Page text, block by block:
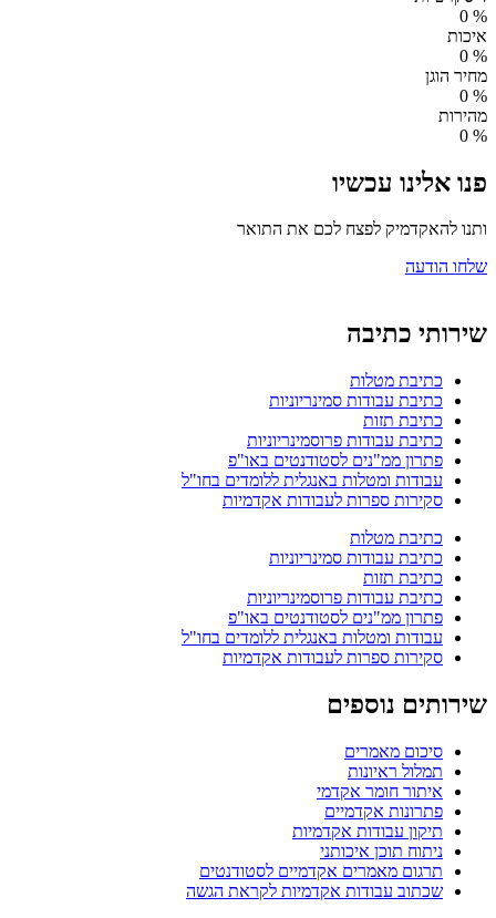
%
0
איכות
%
0
מחיר הוגן
%
0
מהירות
%
0
פנו אלינו עכשיו
ותנו להאקדמיק לפצח לכם את התואר
שלחו הודעה
שירותי כתיבה
כתיבת מטלות
כתיבת עבודות סמינריוניות
כתיבת תזות
כתיבת עבודות פרוסמינריוניות
פתרון ממ"נים לסטודנטים באו"פ
עבודות ומטלות באנגלית ללומדים בחו"ל
סקירות ספרות לעבודות אקדמיות
כתיבת מטלות
כתיבת עבודות סמינריוניות
כתיבת תזות
כתיבת עבודות פרוסמינריוניות
פתרון ממ"נים לסטודנטים באו"פ
עבודות ומטלות באנגלית ללומדים בחו"ל
סקירות ספרות לעבודות אקדמיות
שירותים נוספים
סיכום מאמרים
תמלול ראיונות
איתור חומר אקדמי
פתרונות אקדמיים
תיקון עבודות אקדמיות
ניתוח תוכן איכותני
תרגום מאמרים אקדמיים לסטודנטים
שכתוב עבודות אקדמיות לקראת הגשה